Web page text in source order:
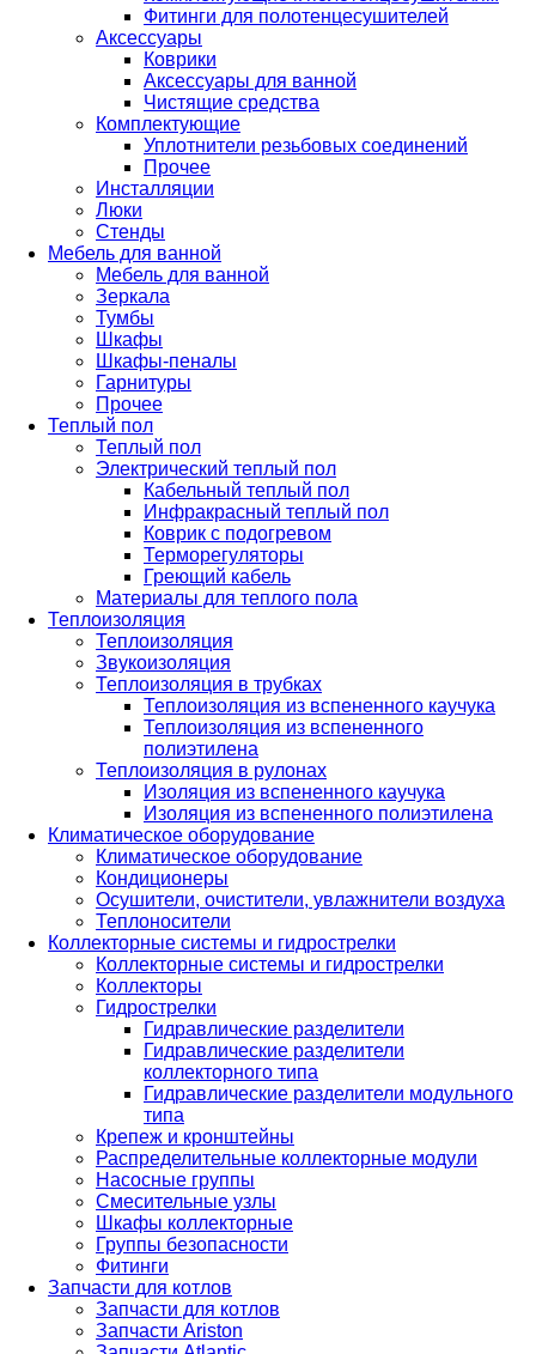
Фитинги для полотенцесушителей
Аксессуары
Коврики
Аксессуары для ванной
Чистящие средства
Комплектующие
Уплотнители резьбовых соединений
Прочее
Инсталляции
Люки
Стенды
Мебель для ванной
Мебель для ванной
Зеркала
Тумбы
Шкафы
Шкафы-пеналы
Гарнитуры
Прочее
Теплый пол
Теплый пол
Электрический теплый пол
Кабельный теплый пол
Инфракрасный теплый пол
Коврик с подогревом
Терморегуляторы
Греющий кабель
Материалы для теплого пола
Теплоизоляция
Теплоизоляция
Звукоизоляция
Теплоизоляция в трубках
Теплоизоляция из вспененного каучука
Теплоизоляция из вспененного
полиэтилена
Теплоизоляция в рулонах
Изоляция из вспененного каучука
Изоляция из вспененного полиэтилена
Климатическое оборудование
Климатическое оборудование
Кондиционеры
Осушители, очистители, увлажнители воздуха
Теплоносители
Коллекторные системы и гидрострелки
Коллекторные системы и гидрострелки
Коллекторы
Гидрострелки
Гидравлические разделители
Гидравлические разделители
коллекторного типа
Гидравлические разделители модульного
типа
Крепеж и кронштейны
Распределительные коллекторные модули
Насосные группы
Смесительные узлы
Шкафы коллекторные
Группы безопасности
Фитинги
Запчасти для котлов
Запчасти для котлов
Запчасти Ariston